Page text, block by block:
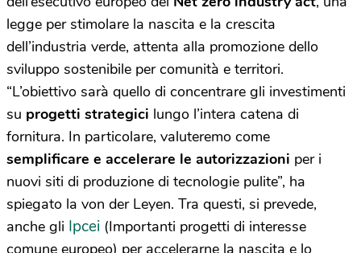
legge per stimolare la nascita e la crescita
dell’industria verde, attenta alla promozione dello
sviluppo sostenibile per comunità e territori.
“L’obiettivo sarà quello di concentrare gli investimenti
su progetti strategici lungo l’intera catena di
fornitura. In particolare, valuteremo come
semplificare e accelerare le autorizzazioni per i
nuovi siti di produzione di tecnologie pulite”, ha
spiegato la von der Leyen. Tra questi, si prevede,
anche gli Ipcei (Importanti progetti di interesse